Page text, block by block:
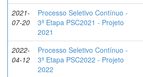
2021-
07-20
Processo Seletivo Contínuo -
3ª Etapa PSC2021 - Projeto
2021
2022-
04-12
Processo Seletivo Contínuo -
3ª Etapa PSC2022 - Projeto
2022